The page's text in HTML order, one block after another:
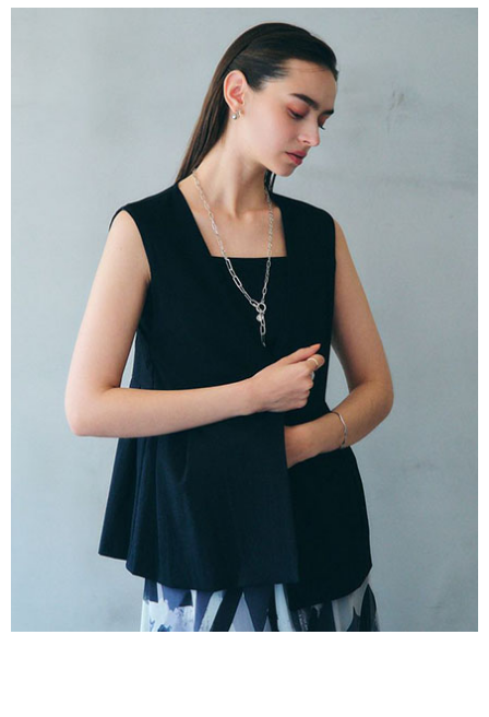
法說明評估內容。
1.分期款項不併入電信帳單，「大哥付你分期」於每月結算日後寄送繳費提
2.透過簡訊連結打開帳單後，可選擇「超商條碼／台灣大直營門市／銀行轉
帳／街口支付／iPASS MONEY」等通路繳費。
1.本服務係由「台灣大哥大股份有限公司」（以下簡稱本公司）所提供，讓
用戶於交易時，得透過本服務購買商品或服務，並由商店將買賣／分期付款
買賣價金債權讓與本公司後，依約使用本公司帳單繳交帳款。
2.基於同意付款使用「大哥付你分期」之契約關係目的，商店將以您的個人
資料（包含姓名、電話或地址）提供予台灣大哥大進項蒐集、處理及利用，
由本公司與您本人進行分期帳單所需資料之確認、核對及更正。
3.完整用戶服務條款，請詳閱以下連結：
https://oppay.tw/userRule
３．安心：先確認商品／服務後，再付款。
【「AFTEE先享後付」結帳流程】
１．於結帳方式選擇「AFTEE先享後付」後，將跳轉至「AFTEE先享後付」
結帳頁面，進行簡訊認證並確認金額後，即可完成結帳。
２．訂單成立數日內，您將收到繳費通知簡訊。
３．收到繳費通知簡訊後14天內，點擊此簡訊中的連結，可透過四大超商／
ATM／網路銀行／等多元方式進行付款，方視為交易完成。
※ 請注意：結帳手續完成當下不需立刻繳費，但若您需要取消訂單，請聯絡
購買商品的店家。未經商家同意取消之訂單仍視為有效，需透過AFTEE先享
後付繳納相關費用。
※ 交易是否成功請以「AFTEE先享後付 」之結帳頁面顯示為準，若有關於
是否繳費成功／繳費後需取消欲退款等相關疑問，請聯繫「AFTEE先享後付
客戶支援中心」
https://netprotections.freshdesk.com/support/home
【注意事項】
１．透過由恩沛科技股份有限公司提供之「AFTEE先享後付」服務完成之交
易，需依本服務之必要範圍內提供個人資料，並將交易相關給付款項請求債
權轉讓予恩沛科技股份有限公司。
２．關於個人資料處理事宜，請瀏覽以下網址：
https://aftee.tw/terms/#terms3
３．未成年的使用者請事先徵得法定代理人或監護人之同意方可使用
「AFTEE先享後付」，若未經同意申辦者引起之損失，本公司不負相關責
４．使用「AFTEE先享後付」時，將依據個別帳號之用戶狀況，依本公司即
時審查核予不同之上限額度；若仍有額度不足之情形，本公司將視審查結果
請求用戶進行身份認證。
５．嚴禁一人註冊多個帳號或使用他人資訊註冊。若發現惡意使用之情形，
恩沛科技股份有限公司將有權停止該用戶之使用額度並採取法律行動。
每筆NT$60，滿NT$388(含以上)免運費
每筆NT$60，滿NT$388(含以上)免運費
每筆NT$60，滿NT$888(含以上)免運費
萊爾富純取貨
每筆NT$60，滿NT$888(含以上)免運費
7-11取貨付款
每筆NT$60，滿NT$888(含以上)免運費
7-11純取貨
每筆NT$60，滿NT$888(含以上)免運費
每筆NT$90，滿NT$888(含以上)免運費